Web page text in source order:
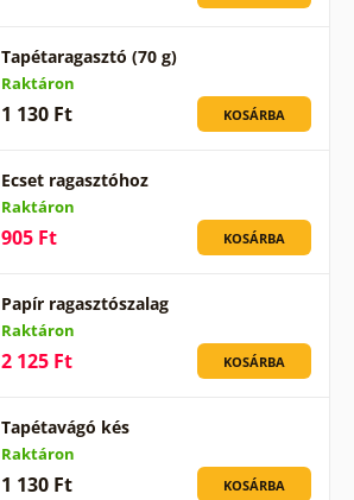
Tapétaragasztó (70 g)
Raktáron
1 130 Ft KOSÁRBA
Ecset ragasztóhoz
Raktáron
905 Ft KOSÁRBA
Papír ragasztószalag
Raktáron
2 125 Ft KOSÁRBA
Tapétavágó kés
Raktáron
1 130 Ft KOSÁRBA